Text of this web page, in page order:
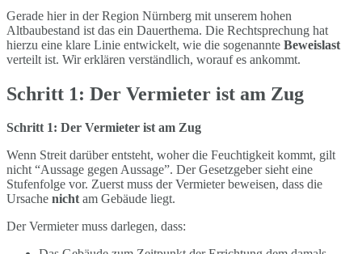
Gerade hier in der Region Nürnberg mit unserem hohen
Altbaubestand ist das ein Dauerthema. Die Rechtsprechung hat
hierzu eine klare Linie entwickelt, wie die sogenannte Beweislast
verteilt ist. Wir erklären verständlich, worauf es ankommt.
Schritt 1: Der Vermieter ist am Zug
Schritt 1: Der Vermieter ist am Zug
Wenn Streit darüber entsteht, woher die Feuchtigkeit kommt, gilt
nicht “Aussage gegen Aussage”. Der Gesetzgeber sieht eine
Stufenfolge vor. Zuerst muss der Vermieter beweisen, dass die
Ursache nichtam Gebäude liegt.
Der Vermieter muss darlegen, dass: